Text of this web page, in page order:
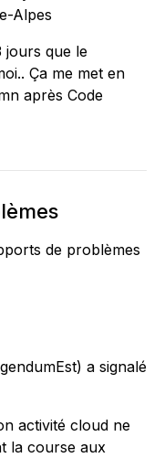
Alpes
jours que le
Ça me met en
après Code
de problèmes
a signalé
activité cloud ne
la course aux